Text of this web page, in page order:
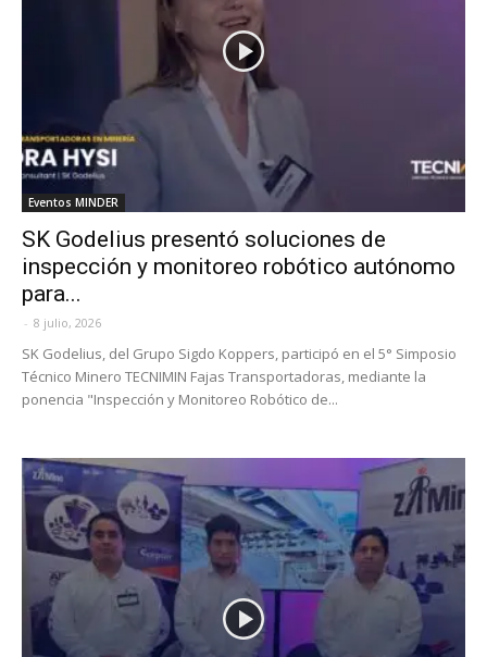
Eventos MINDER
SK Godelius presentó soluciones de
inspección y monitoreo robótico autónomo
para...
- 8 julio, 2026
SK Godelius, del Grupo Sigdo Koppers, participó en el 5° Simposio
Técnico Minero TECNIMIN Fajas Transportadoras, mediante la
ponencia "Inspección y Monitoreo Robótico de...